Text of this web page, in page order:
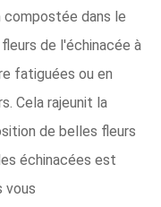
dans le
de l'échinacée à
fatiguées ou en
Cela rajeunit la
de belles fleurs
échinacées est
vous